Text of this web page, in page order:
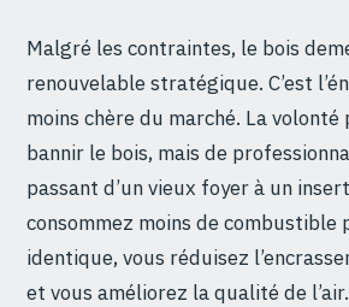
Malgré les contraintes, le bois
renouvelable stratégique. C’est
moins chère du marché. La volonté
bannir le bois, mais de
passant d’un vieux foyer à un
consommez moins de combustible
identique, vous réduisez
et vous améliorez la qualité de l’air.